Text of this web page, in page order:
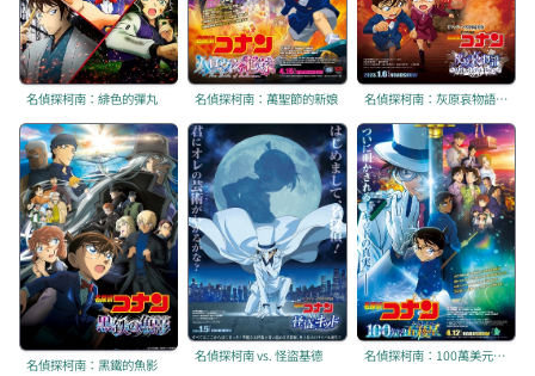
名偵探柯南：緋色的彈丸 名偵探柯南：萬聖節的新娘 名偵探柯南：灰原哀物語 ～黑鐵的神祕列車～
名偵探柯南：黑鐵的魚影
名偵探柯南 vs. 怪盜基德 名偵探柯南：100萬美元的五稜星